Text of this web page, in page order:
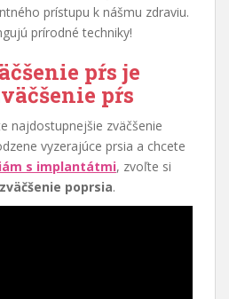
prístupu k nášmu zdraviu.
prírodné techniky!
pŕs je
pŕs
najdostupnejšie zväčšenie
vyzerajúce prsia a chcete
s implantátmi, zvoľte si
poprsia.